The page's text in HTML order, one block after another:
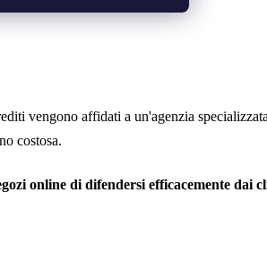
vengono affidati a un'agenzia
costosa.
online di difendersi efficacemente dai